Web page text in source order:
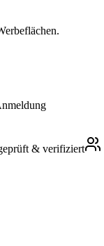
& verifiziert